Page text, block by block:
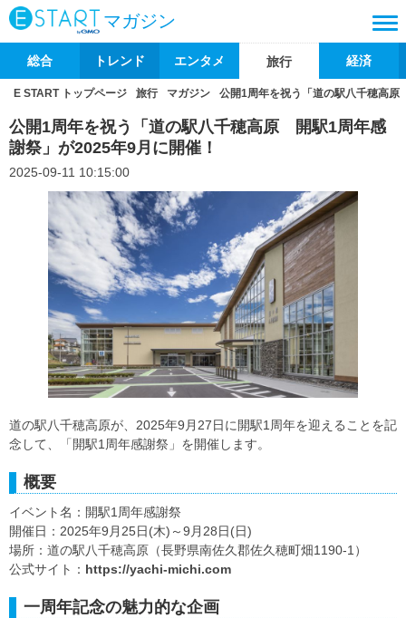
マガジン
総合 トレンド エンタメ 旅行 経済
E START トップページ 旅行 マガジン 公開1周年を祝う「道の駅八千穂高
公開1周年を祝う「道の駅八千穂高原 開駅1周年感
謝祭」が2025年9月に開催！
2025-09-11 10:15:00
道の駅八千穂高原が、2025年9月27日に開駅1周年を迎えることを記
念して、「開駅1周年感謝祭」を開催します。
概要
イベント名：開駅1周年感謝祭
開催日：2025年9月25日(木)～9月28日(日)
場所：道の駅八千穂高原（長野県南佐久郡佐久穂町畑1190-1）
公式サイト： https://yachi-michi.com
一周年記念の魅力的な企画